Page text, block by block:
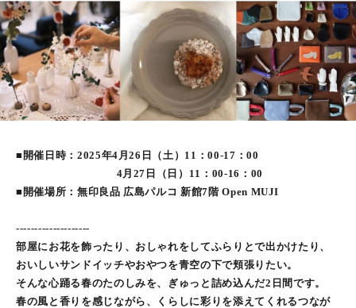
■開催日時：2025年4月26日（土）11：00-17：00
4月27日（日）11：00-16：00
■開催場所：無印良品 広島パルコ 新館7階 Open MUJI
--------------------
部屋にお花を飾ったり、おしゃれをしてふらりとで出かけたり、
おいしいサンドイッチやおやつを青空の下で頬張りたい。
そんな心踊る春のたのしみを、ぎゅっと詰め込んだ2日間です。
春の風と香りを感じながら、くらしに彩りを添えてくれるつなが